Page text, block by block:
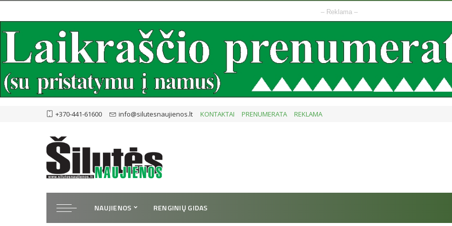
– Reklama –
+370-441-61600 info@silutesnaujienos.lt KONTAKTAI PRENUMERATA REKLAMA
NAUJIENOS RENGINIŲ GIDAS